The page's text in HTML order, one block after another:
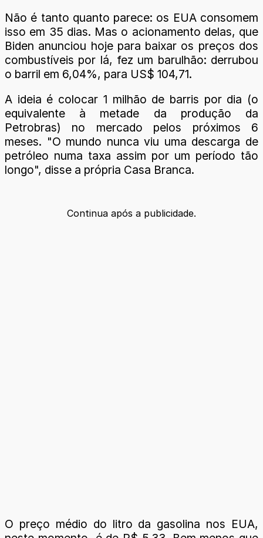
Não é tanto quanto parece: os EUA consomem
isso em 35 dias. Mas o acionamento delas, que
Biden anunciou hoje para baixar os preços dos
combustíveis por lá, fez um barulhão: derrubou
o barril em 6,04%, para US$ 104,71.
A ideia é colocar 1 milhão de barris por dia (o
equivalente à metade da produção da
Petrobras) no mercado pelos próximos 6
meses. "O mundo nunca viu uma descarga de
petróleo numa taxa assim por um período tão
longo", disse a própria Casa Branca.
Continua após a publicidade.
O preço médio do litro da gasolina nos EUA,